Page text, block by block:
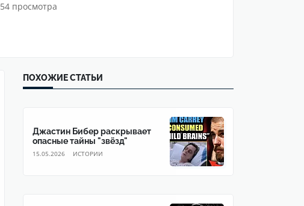
54 просмотра
ПОХОЖИЕ СТАТЬИ
Джастин Бибер раскрывает
опасные тайны "звёзд"
15.05.2026 ИСТОРИИ